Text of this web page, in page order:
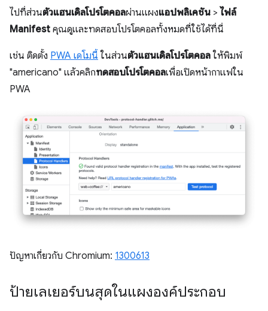
ไปที่ส่วนตัวแฮนเดิลโปรโตคอลผ่านแผงแอปพลิเคชัน > ไฟล์
Manifest คุณดูและทดสอบโปรโตคอลทั้งหมดที่ใช้ได้ที่นี่
เช่น ติดตั้ง PWA เดโมนี้ ในส่วนตัวแฮนเดิลโปรโตคอลให้พิมพ์
"americano" แล้วคลิกทดสอบโปรโตคอลเพื่อเปิดหน้ากาแฟใน
PWA
ปัญหาเกี่ยวกับ Chromium: 1300613
ป้ายเลเยอร์บนสุดในแผงองค์ประกอบ